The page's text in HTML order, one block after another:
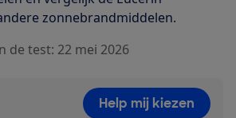
zonnebrandmiddelen.
de test: 22 mei 2026
Help mij kiezen